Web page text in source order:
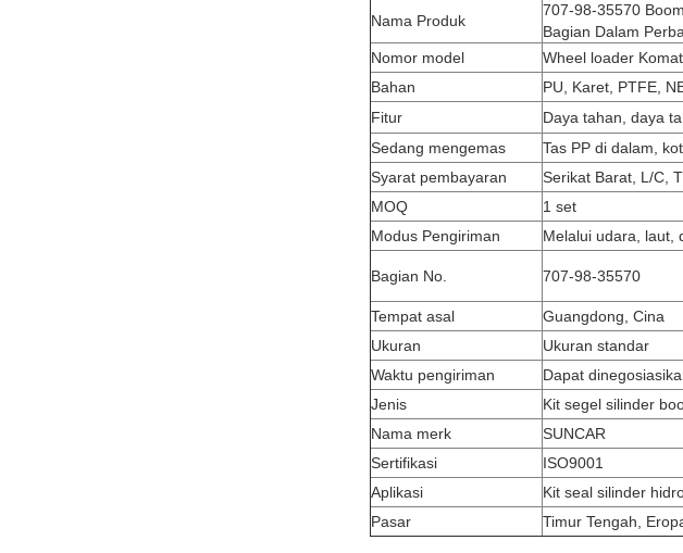
Nama Produk
707-98-35570
Bagian Dalam
Nomor model
Wheel loader
Bahan
PU, Karet, PTFE,
Fitur
Daya tahan, daya
Sedang mengemas
Tas PP di dalam,
Syarat pembayaran
Serikat Barat, L/C,
MOQ
1 set
Modus Pengiriman
Melalui udara, laut,
Bagian No. 707-98-35570
Tempat asal
Guangdong, Cina
Ukuran
Ukuran standar
Waktu pengiriman
Dapat
Jenis
Kit segel silinder
Nama merk
SUNCAR
Sertifikasi
ISO9001
Aplikasi
Kit seal silinder
Pasar
Timur Tengah,